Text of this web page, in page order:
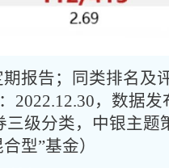
期报告；同类排名及
2022.12.30，数据发
三级分类，中银主题
型”基金）